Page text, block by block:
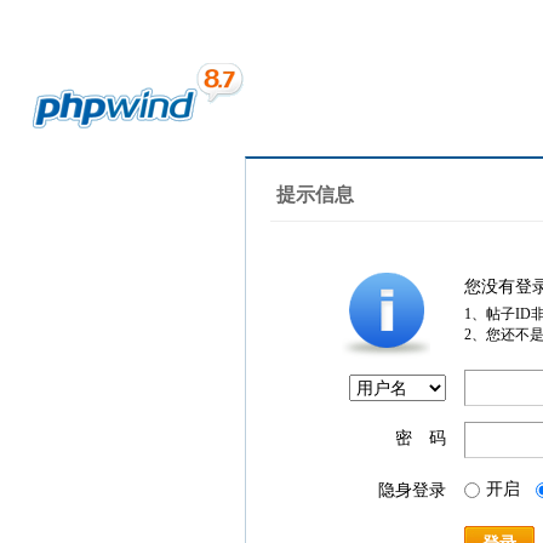
提示信息
您没有登
1、帖子ID
2、您还不
密 码
隐身登录 开启